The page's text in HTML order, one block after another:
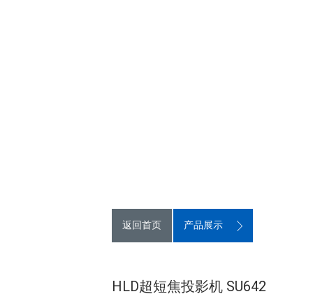
返回首页 产品展示
HLD超短焦投影机 SU642